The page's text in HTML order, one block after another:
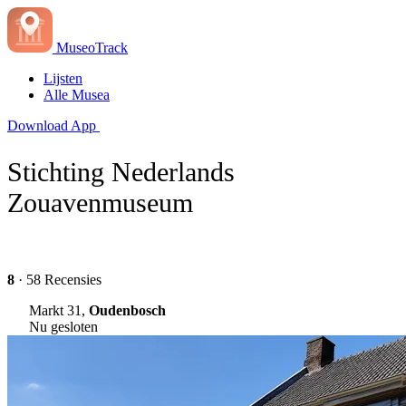
MuseoTrack
Lijsten
Alle Musea
Download App
Stichting Nederlands
Zouavenmuseum
8 · 58 Recensies
Markt 31, Oudenbosch
Nu gesloten